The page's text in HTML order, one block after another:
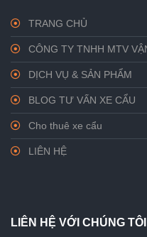
TRANG CHỦ
CÔNG TY TNHH MTV
DỊCH VỤ & SẢN PHẨM
BLOG TƯ VẤN XE CẨU
Cho thuê xe cẩu
LIÊN HỆ
LIÊN HỆ VỚI CHÚNG TÔI